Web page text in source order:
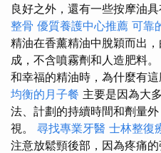
良好之外，還有一些按摩油
整骨 優質養護中心推薦 可靠
精油在香薰精油中脫穎而出
成，不含噴霧劑和人造肥料
和幸福的精油時，為什麼有
均衡的月子餐 主要是因為大
法、計劃的持續時間和劑量
視。 尋找專業牙醫 士林整復
注意放鬆頸後部，因為疼痛的